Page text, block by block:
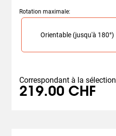
Rotation maximale:
Slide 1 of 1
Orientable (jusqu'à 180°)
Correspondant à la sélection
219.00 CHF